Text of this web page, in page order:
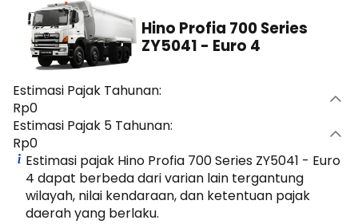
Hino Profia 700 Series
ZY5041 - Euro 4
Estimasi Pajak Tahunan:
Rp0
Estimasi Pajak 5 Tahunan:
Rp0
Estimasi pajak Hino Profia 700 Series ZY5041 - Euro
4 dapat berbeda dari varian lain tergantung
wilayah, nilai kendaraan, dan ketentuan pajak
daerah yang berlaku.